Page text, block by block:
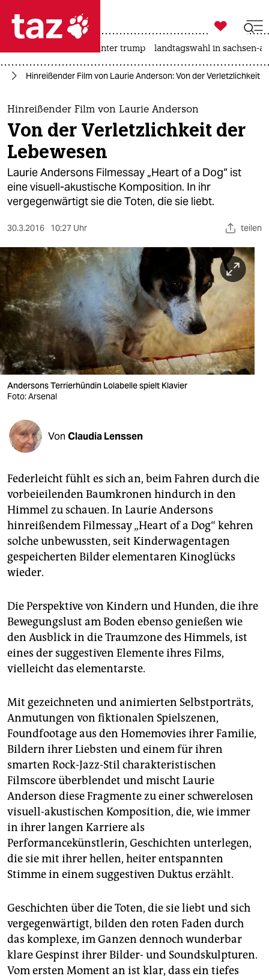
 taz zahl ich
taz zahl ich
themen
politik
öko
gesellschaft
sport
berlin
nord
wahrheit
verlag
verlag
veranstaltungen
shop
fragen & hilfe
unterstützen
abo
genossenschaft
epaper login

taz zahl ich
usa unter trump landtagswahl in sachsen-
Hinreißender Film von Laurie Anderson: Von der Verletzlichkeit
Hinreißender Film von Laurie Anderson
Von der Verletzlichkeit der
Lebewesen
Laurie Andersons Filmessay „Heart of a Dog“ ist
eine visuell-akustische Komposition. In ihr
vergegenwärtigt sie die Toten, die sie liebt.
30.3.2016 10:27 Uhr teilen
Andersons Terrierhündin Lolabelle spielt Klavier
Foto: Arsenal
Von Claudia Lenssen
Federleicht fühlt es sich an, beim Fahren durch die
vorbeieilenden Baumkronen hindurch in den
Himmel zu schauen. In Laurie Andersons
hinreißendem Filmessay „Heart of a Dog“ kehren
solche unbewussten, seit Kinderwagentagen
gespeicherten Bilder elementaren Kinoglücks
wieder.
Die Perspektive von Kindern und Hunden, die ihre
Bewegungslust am Boden ebenso genießen wie
den Ausblick in die Traumzone des Himmels, ist
eines der suggestiven Elemente ihres Films,
vielleicht das elementarste.
Mit gezeichneten und animierten Selbstporträts,
Anmutungen von fiktionalen Spielszenen,
Foundfootage aus den Homemovies ihrer Familie,
Bildern ihrer Liebsten und einem für ihren
smarten Rock-Jazz-Stil charakteristischen
Filmscore überblendet und mischt Laurie
Anderson diese Fragmente zu einer schwerelosen
visuell-akustischen Komposition, die, wie immer
in ihrer langen Karriere als
Performancekünstlerin, Geschichten unterlegen,
die sie mit ihrer hellen, heiter entspannten
Stimme in einem suggestiven Duktus erzählt.
Geschichten über die Toten, die sie liebt und sich
vergegenwärtigt, bilden den roten Faden durch
das komplexe, im Ganzen dennoch wunderbar
klare Gespinst ihrer Bilder- und Soundskulpturen.
Vom ersten Moment an ist klar, dass ein tiefes